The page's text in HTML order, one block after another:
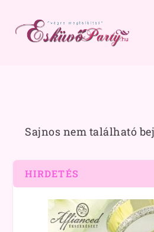
Sajnos nem található
HIRDETÉS